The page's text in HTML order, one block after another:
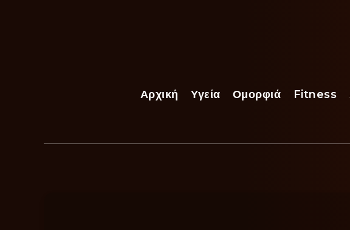
Αρχική Υγεία Ομορφιά Fitness